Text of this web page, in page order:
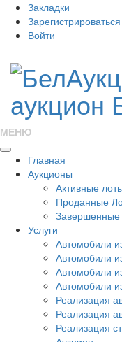
Закладки
Зарегистрироваться
Войти
МЕНЮ
Главная
Аукционы
Активные
Проданные
Завершенные
Услуги
Автомобили
Автомобили
Автомобили
Автомобили
Реализация
Реализация
Реализация